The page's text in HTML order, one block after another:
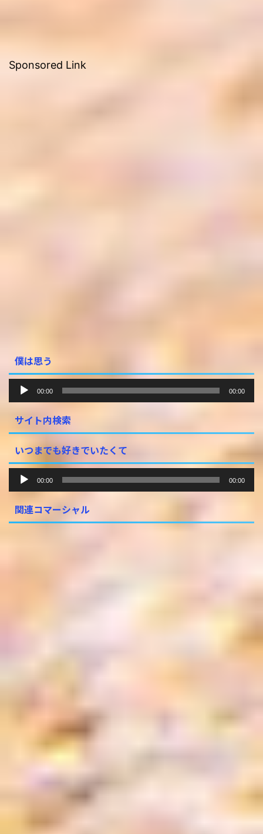
Sponsored Link
僕は思う
レ
ー
ヤ
ー
00:00 00:00
サイト内検索
いつまでも好きでいたくて
レ
ー
00:00 00:00
関連コマーシャル